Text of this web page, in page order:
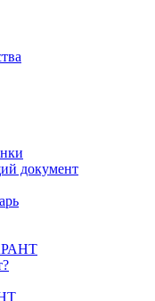
документ